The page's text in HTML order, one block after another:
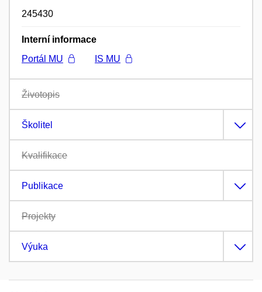
245430
Interní informace
Portál MU
IS MU
Životopis
Školitel
Kvalifikace
Publikace
Projekty
Výuka